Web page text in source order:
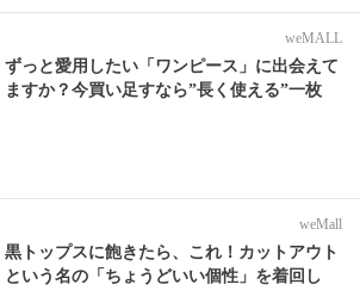
weMALL
ずっと愛用したい「ワンピース」に出会えて
ますか？今買い足すなら”長く使える”一枚
weMall
黒トップスに飽きたら、これ！カットアウト
という名の「ちょうどいい個性」を着回し